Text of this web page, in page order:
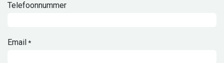
Telefoonnummer
Email *